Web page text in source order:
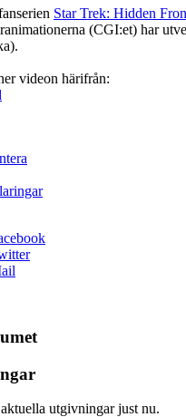
Star Trek: Hidden
(CGI:et) har
videon härifrån:
utgivningar just nu.